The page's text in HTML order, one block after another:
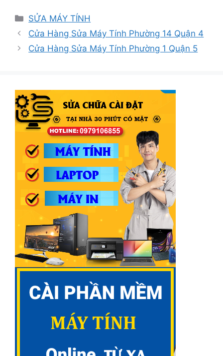
Danh
mục
SỬA MÁY TÍNH
Cửa Hàng Sửa Máy Tính Phường 14 Quận 4
Cửa Hàng Sửa Máy Tính Phường 1 Quận 5